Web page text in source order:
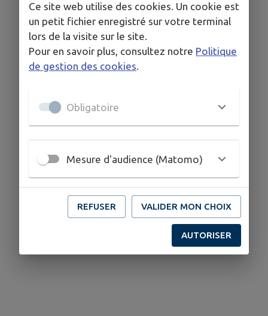
Ce site web utilise des cookies. Un cookie est
un petit fichier enregistré sur votre terminal
lors de la visite sur le site.
Pour en savoir plus, consultez notre Politique
de gestion des cookies.
Obligatoire
Mesure d'audience (Matomo)
REFUSER VALIDER MON CHOIX
AUTORISER